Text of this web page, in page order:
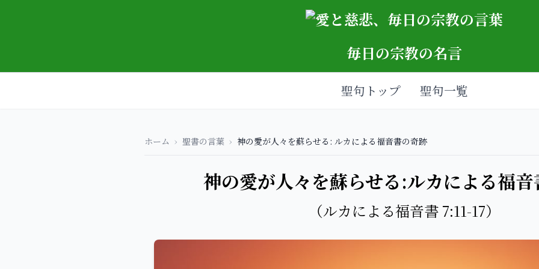
毎日の宗教の名言
聖句トップ 聖句一覧
ホーム › 聖書の言葉 › 神の愛が人々を蘇らせる: ルカによる福音書の奇跡
神の愛が人々を蘇らせる:ルカによる福
（ルカによる福音書 7:11-17）